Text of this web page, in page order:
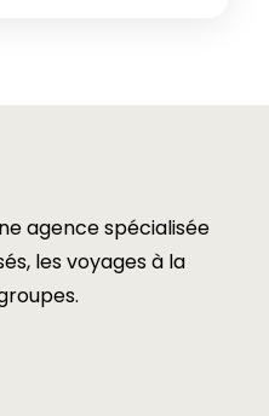
agence spécialisée
les voyages à la